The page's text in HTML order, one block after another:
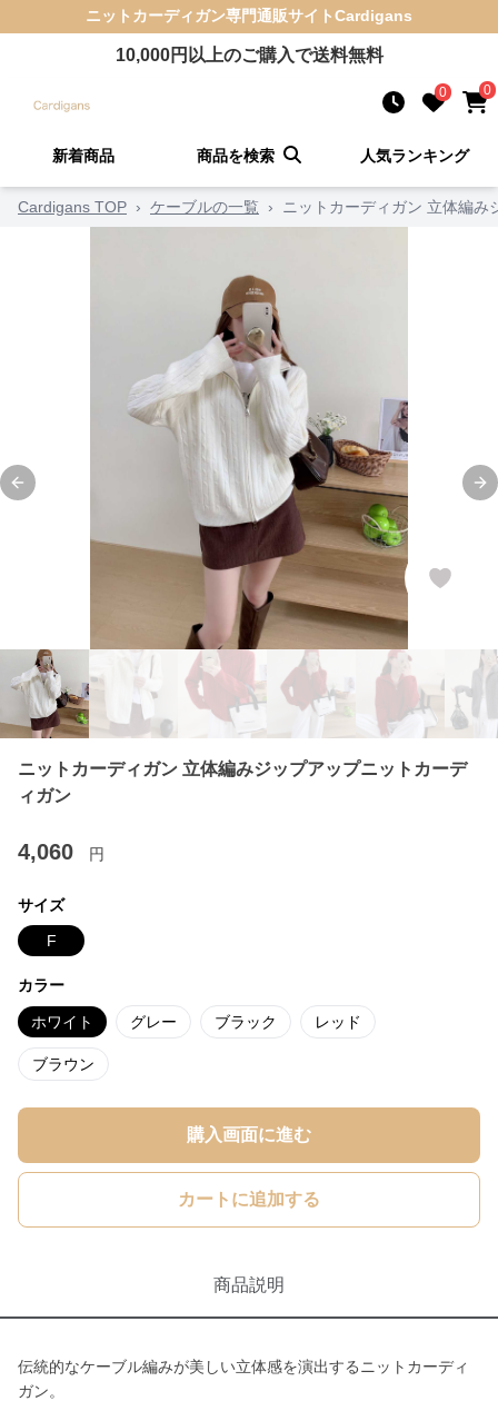
ニットカーディガン専門通販サイトCardigans
10,000円以上のご購入で送料無料
0 0
新着商品 商品を検索 人気ランキング
Cardigans TOP › ケーブルの一覧 › ニットカーディガン 立体編
Previous slide
ニットカーディガン 立体編みジップアップニットカーデ
ィガン
4,060 円
サイズ
F
カラー
ホワイト グレー ブラック レッド
ブラウン
購入画面に進む
カートに追加する
商品説明
伝統的なケーブル編みが美しい立体感を演出するニットカーディ
ガン。